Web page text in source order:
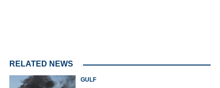
RELATED NEWS
GULF